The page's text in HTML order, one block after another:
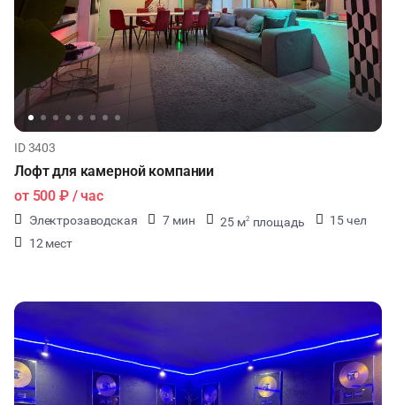
ID 3403
Лофт для камерной компании
от 500 ₽/ час
Электрозаводская 7 мин 25 м2 площадь
15 чел
12 мест